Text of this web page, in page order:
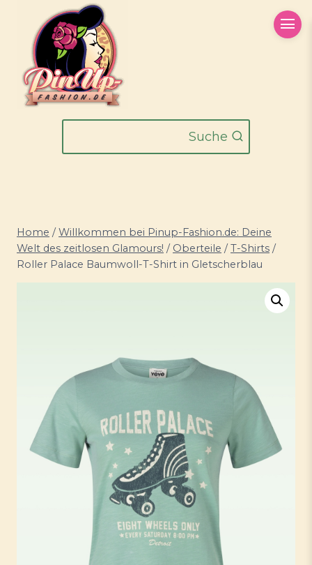
springen
Suche
Home / Willkommen bei Pinup-Fashion.de: Deine
Welt des zeitlosen Glamours! / Oberteile / T-Shirts /
Roller Palace Baumwoll-T-Shirt in Gletscherblau